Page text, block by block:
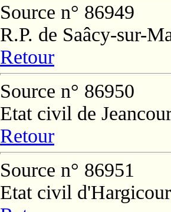
Source n° 86949
R.P. de Saâcy-sur-
Retour
Source n° 86950
Etat civil de
Retour
Source n° 86951
Etat civil